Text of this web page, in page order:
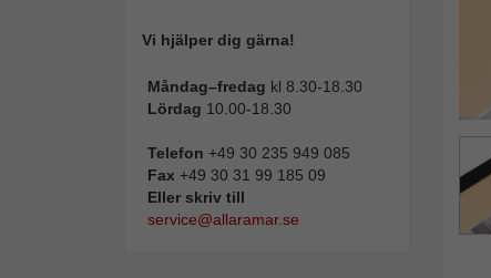
Vi hjälper dig gärna!
Måndag–fredag kl 8.30-18.30
Lördag 10.00-18.30
Telefon +49 30 235 949 085
Fax +49 30 31 99 185 09
Eller skriv till
service@allaramar.se